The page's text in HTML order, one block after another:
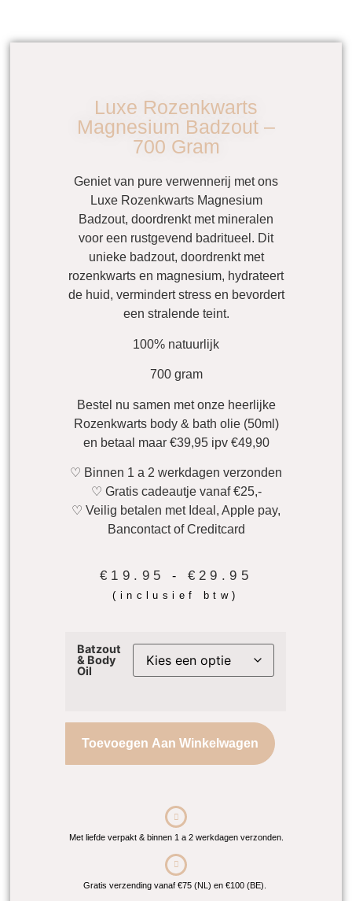
Luxe Rozenkwarts
Magnesium Badzout –
700 Gram
Geniet van pure verwennerij met ons
Luxe Rozenkwarts Magnesium
Badzout, doordrenkt met mineralen
voor een rustgevend badritueel. Dit
unieke badzout, doordrenkt met
rozenkwarts en magnesium, hydrateert
de huid, vermindert stress en bevordert
een stralende teint.
100% natuurlijk
700 gram
Bestel nu samen met onze heerlijke
Rozenkwarts body & bath olie (50ml)
en betaal maar €39,95 ipv €49,90
♡ Binnen 1 a 2 werkdagen verzonden
♡ Gratis cadeautje vanaf €25,-
♡ Veilig betalen met Ideal, Apple pay,
Bancontact of Creditcard
€ 19.95 - €29.95
(inclusief btw)
Batzout
& Body
Oil
Toevoegen Aan Winkelwagen
Met liefde verpakt & binnen 1 a 2 werkdagen verzonden.
Gratis verzending vanaf €75 (NL) en €100 (BE).